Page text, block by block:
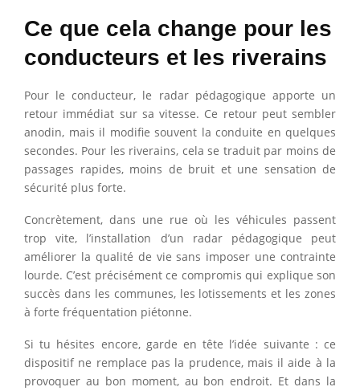
Ce que cela change pour les
conducteurs et les riverains
Pour le conducteur, le radar pédagogique apporte un
retour immédiat sur sa vitesse. Ce retour peut sembler
anodin, mais il modifie souvent la conduite en quelques
secondes. Pour les riverains, cela se traduit par moins de
passages rapides, moins de bruit et une sensation de
sécurité plus forte.
Concrètement, dans une rue où les véhicules passent
trop vite, l’installation d’un radar pédagogique peut
améliorer la qualité de vie sans imposer une contrainte
lourde. C’est précisément ce compromis qui explique son
succès dans les communes, les lotissements et les zones
à forte fréquentation piétonne.
Si tu hésites encore, garde en tête l’idée suivante : ce
dispositif ne remplace pas la prudence, mais il aide à la
provoquer au bon moment, au bon endroit. Et dans la